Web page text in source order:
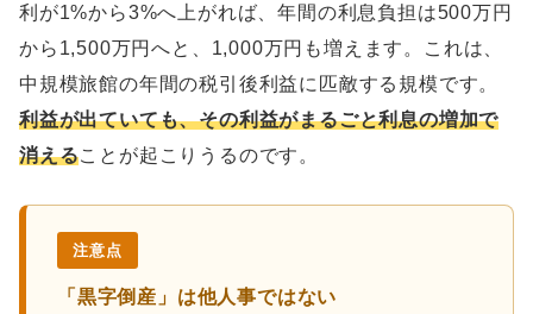
利が1%から3%へ上がれば、年間の利息負担は500万円
から1,500万円へと、1,000万円も増えます。これは、
中規模旅館の年間の税引後利益に匹敵する規模です。
利益が出ていても、その利益がまるごと利息の増加で
消えることが起こりうるのです。
注意点
「黒字倒産」は他人事ではない